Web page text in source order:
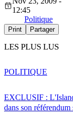
12:45
Politique
Print Partager
LES PLUS LUS
EXCLUSIF :
dans son
POLITIQUE